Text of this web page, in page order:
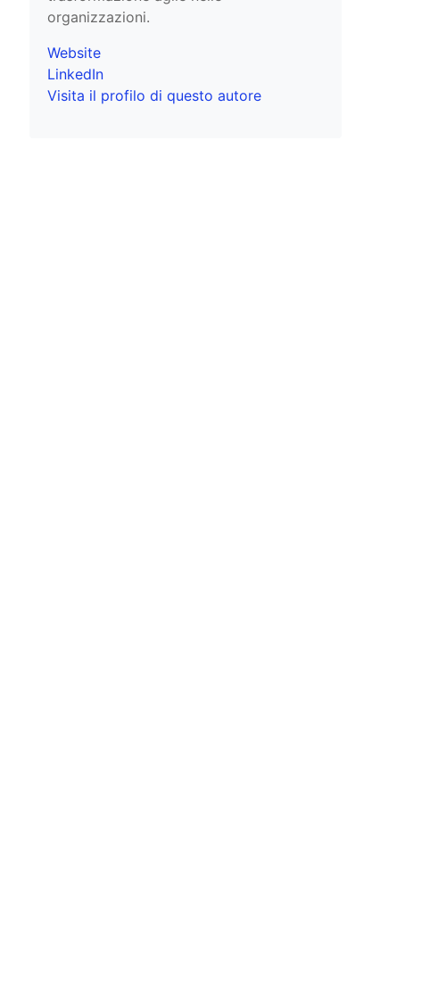
organizzazioni.
Website
LinkedIn
Visita il profilo di questo autore